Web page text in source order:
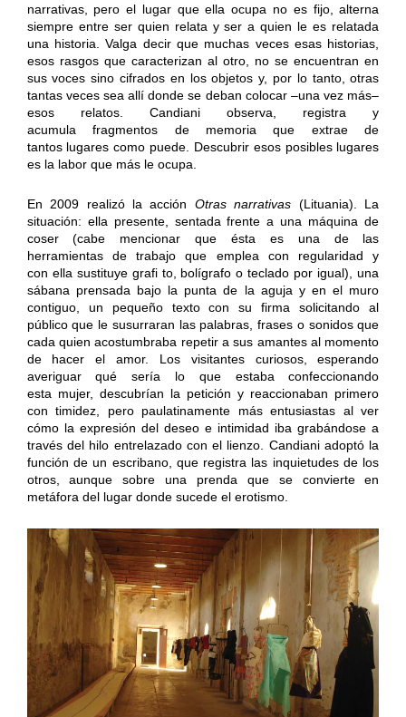
narrativas, pero el lugar que ella ocupa no es fijo, alterna
siempre entre ser quien relata y ser a quien le es relatada
una historia. Valga decir que muchas veces esas historias,
esos rasgos que caracterizan al otro, no se encuentran en
sus voces sino cifrados en los objetos y, por lo tanto, otras
tantas veces sea allí donde se deban colocar –una vez más–
esos relatos. Candiani observa, registra y
acumula fragmentos de memoria que extrae de
tantos lugares como puede. Descubrir esos posibles lugares
es la labor que más le ocupa.
En 2009 realizó la acción Otras narrativas (Lituania). La
situación: ella presente, sentada frente a una máquina de
coser (cabe mencionar que ésta es una de las
herramientas de trabajo que emplea con regularidad y
con ella sustituye grafi to, bolígrafo o teclado por igual), una
sábana prensada bajo la punta de la aguja y en el muro
contiguo, un pequeño texto con su firma solicitando al
público que le susurraran las palabras, frases o sonidos que
cada quien acostumbraba repetir a sus amantes al momento
de hacer el amor. Los visitantes curiosos, esperando
averiguar qué sería lo que estaba confeccionando
esta mujer, descubrían la petición y reaccionaban primero
con timidez, pero paulatinamente más entusiastas al ver
cómo la expresión del deseo e intimidad iba grabándose a
través del hilo entrelazado con el lienzo. Candiani adoptó la
función de un escribano, que registra las inquietudes de los
otros, aunque sobre una prenda que se convierte en
metáfora del lugar donde sucede el erotismo.